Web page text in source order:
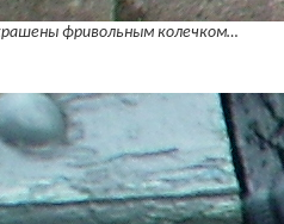
фривольным колечком…